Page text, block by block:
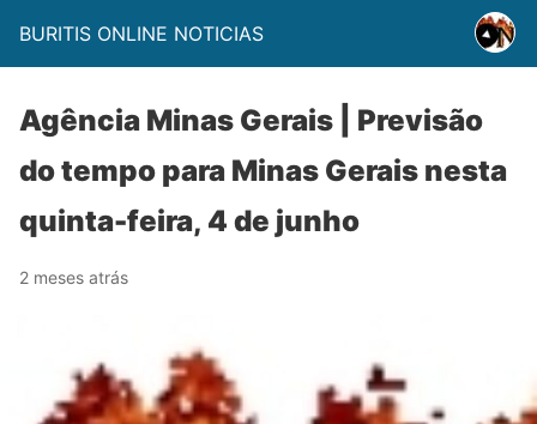
BURITIS ONLINE NOTICIAS
Agência Minas Gerais | Previsão
do tempo para Minas Gerais nesta
quinta-feira, 4 de junho
2 meses atrás